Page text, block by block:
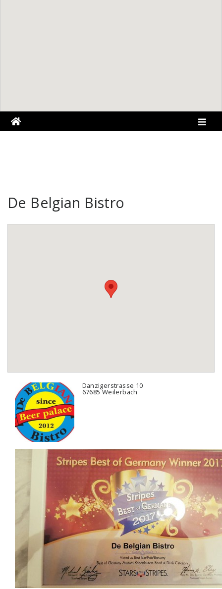
De Belgian Bistro
Danzigerstrasse 10
67685 Weilerbach